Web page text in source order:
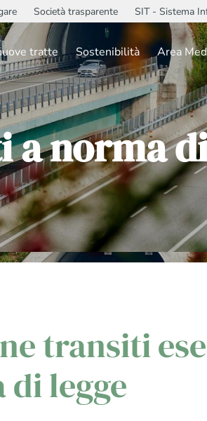
Società trasparente SIT - Sistema
tratte Sostenibilità Area
a norma
transiti
legge